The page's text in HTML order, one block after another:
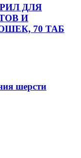
ДЛЯ
И
70 ТАБ
шерсти